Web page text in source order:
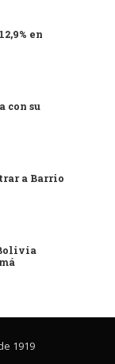
en
con su
a Barrio
1919